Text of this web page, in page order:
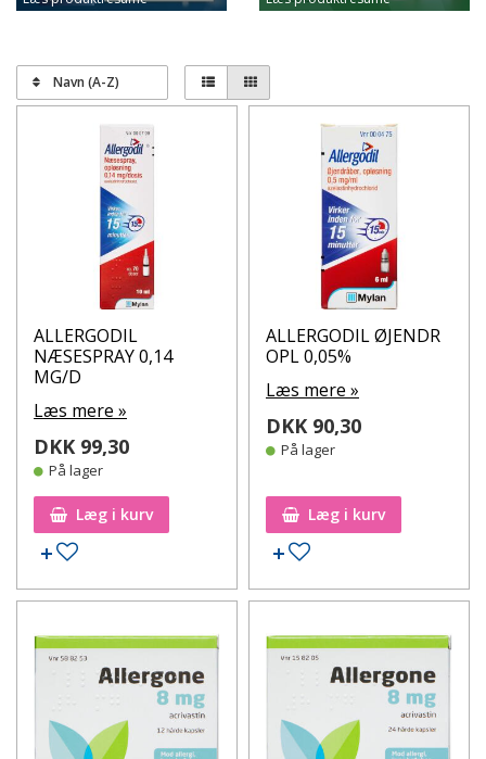
Navn (A-Z)
ALLERGODIL
NÆSESPRAY 0,14
MG/D
Læs mere »
DKK 99,30
På lager
Læg i kurv
Tilføj til ønskeseddel
ALLERGODIL ØJENDR
OPL 0,05%
Læs mere »
DKK 90,30
På lager
Læg i kurv
Tilføj til ønskeseddel